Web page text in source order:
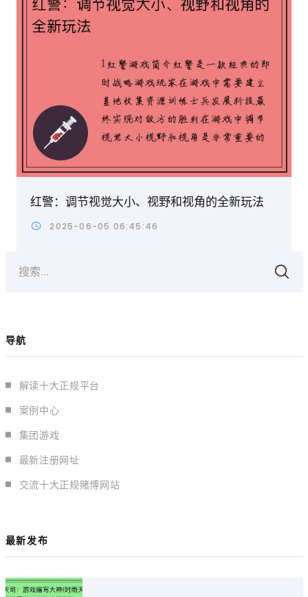
红警：调节视觉大小、视野和视角的全新玩法
2025-06-05 06:45:46
搜索...
导航
解读十大正规平台
案例中心
集团游戏
最新注册网址
交流十大正规赌博网站
最新发布